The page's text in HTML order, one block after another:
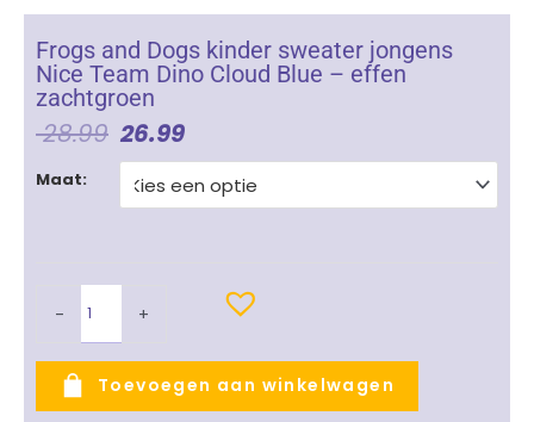
Frogs and Dogs kinder sweater jongens
Nice Team Dino Cloud Blue – effen
zachtgroen
28.99 Oorspronkelijke
Prijs
Was:
€ 28.99.
26.99Huidige
Prijs
Is:
€ 26.99.
Maat:
-
Frogs
jongens
Team
Dino
Cloud
+
Toevoegen aan winkelwagen